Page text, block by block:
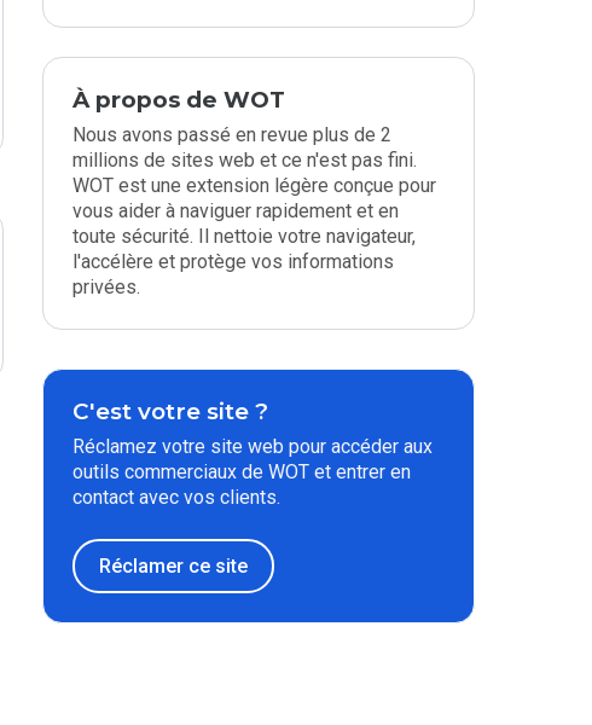
À propos de WOT
Nous avons passé en revue plus de 2
millions de sites web et ce n'est pas fini.
WOT est une extension légère conçue pour
vous aider à naviguer rapidement et en
toute sécurité. Il nettoie votre navigateur,
l'accélère et protège vos informations
privées.
C'est votre site ?
Réclamez votre site web pour accéder aux
outils commerciaux de WOT et entrer en
contact avec vos clients.
Réclamer ce site